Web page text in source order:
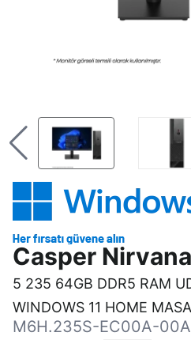
Casper
5 235 64GB DDR5 RAM
WINDOWS 11 HOME
M6H.235S-EC00A-